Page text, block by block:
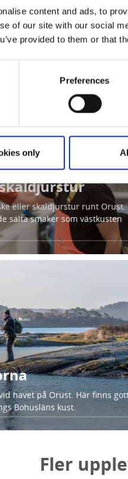
content and ads, to
of our site with our social
provided to them or that
Preferences
only
Gullholmen där salta bad,
havet. Perfekta utflyktsmål för
eller skaldjurstur runt Orust.
salta smaker som västkusten
havet på Orust. Här finns
Bohusläns kust.
Fler